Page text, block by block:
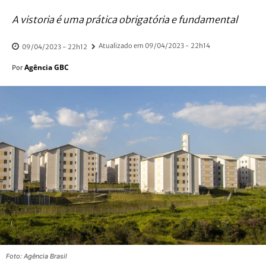
A vistoria é uma prática obrigatória e fundamental
09/04/2023 - 22h12 Atualizado em 09/04/2023 - 22h14
Por Agência GBC
Foto: Agência Brasil